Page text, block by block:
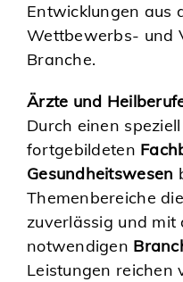
Entwicklungen aus
Wettbewerbs- und
Branche.
Ärzte und
Durch einen speziell
fortgebildeten
Gesundheitswesen
Themenbereiche
zuverlässig und mit
notwendigen
Leistungen reichen